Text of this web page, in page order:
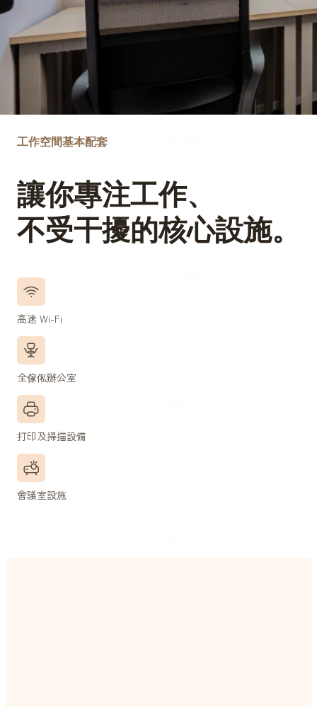
工作空間基本配套
讓你專注工作、
不受干擾的核心設施。
高速 Wi-Fi
全傢俬辦公室
打印及掃描設備
會議室設施